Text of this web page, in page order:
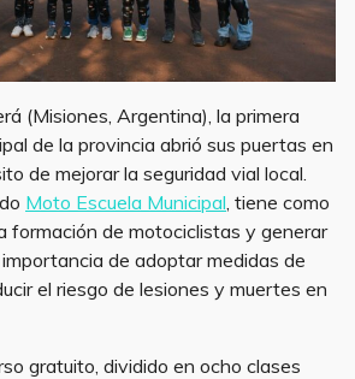
(Misiones, Argentina), la primera
de la provincia abrió sus puertas en
de mejorar la seguridad vial local.
Moto Escuela Municipal , tiene como
formación de motociclistas y generar
de adoptar medidas de
el riesgo de lesiones y muertes en
gratuito, dividido en ocho clases